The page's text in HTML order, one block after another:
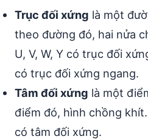
Trục đối xứng là một
theo đường đó, hai nửa
U, V, W, Y có trục đối
có trục đối xứng ngang.
Tâm đối xứng là một
điểm đó, hình chồng
có tâm đối xứng.